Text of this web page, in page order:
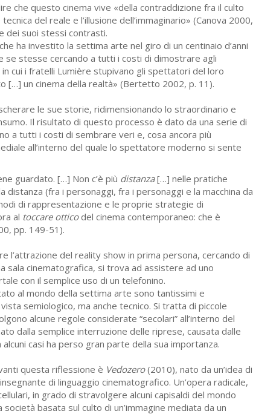
che questo cinema vive «della contraddizione fra il culto
del reale e l’illusione dell’immaginario» (Canova 2000,
dei suoi stessi contrasti.
ha investito la settima arte nel giro di un centinaio d’anni
se stesse cercando a tutti i costi di dimostrare agli
cui i fratelli Lumière stupivano gli spettatori del loro
[…] un cinema della realtà» (Bertetto 2002, p. 11).
le sue storie, ridimensionando lo straordinario e
Il risultato di questo processo è dato da una serie di
a tutti i costi di sembrare veri e, cosa ancora più
all’interno del quale lo spettatore moderno si sente
guardato. […] Non c’è più distanza[…] nelle pratiche
(fra i personaggi, fra i personaggi e la macchina da
di rappresentazione e le proprie strategie di
al toccare otticodel cinema contemporaneo: che è
pp. 149-51).
l’attrazione del reality show in prima persona, cercando di
sala cinematografica, si trova ad assistere ad uno
con il semplice uso di un telefonino.
al mondo della settima arte sono tantissimi e
semiologico, ma anche tecnico. Si tratta di piccole
alcune regole considerate “secolari” all’interno del
dalla semplice interruzione delle riprese, causata dalle
casi ha perso gran parte della sua importanza.
questa riflessione è Vedozero(2010), nato da un’idea di
di linguaggio cinematografico. Un’opera radicale,
in grado di stravolgere alcuni capisaldi del mondo
basata sul culto di un’immagine mediata da un